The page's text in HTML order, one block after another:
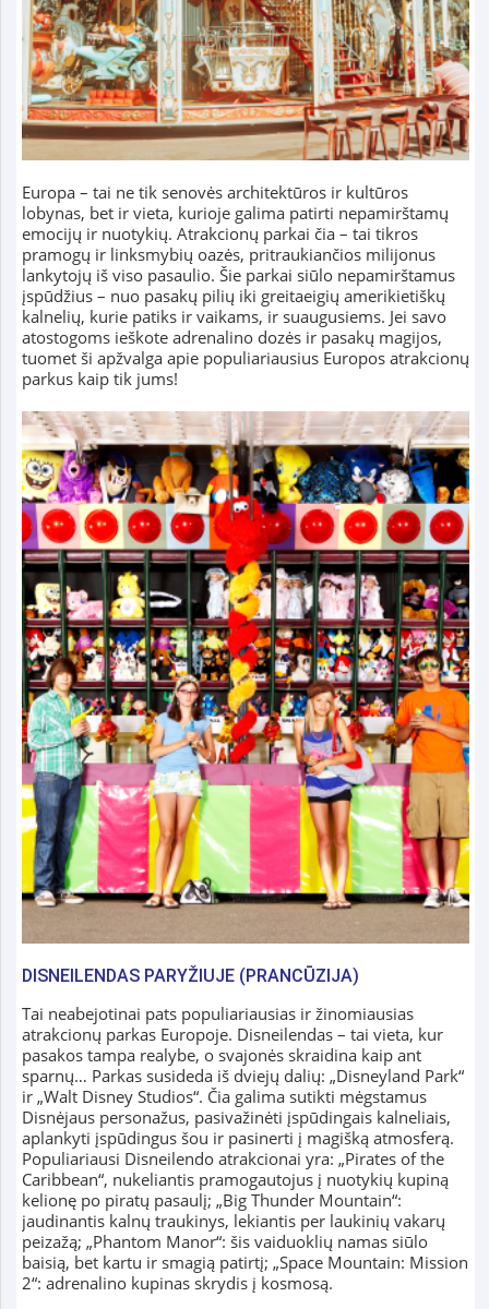
Europa – tai ne tik senovės architektūros ir kultūros
lobynas, bet ir vieta, kurioje galima patirti nepamirštamų
emocijų ir nuotykių. Atrakcionų parkai čia – tai tikros
pramogų ir linksmybių oazės, pritraukiančios milijonus
lankytojų iš viso pasaulio. Šie parkai siūlo nepamirštamus
įspūdžius – nuo pasakų pilių iki greitaeigių amerikietiškų
kalnelių, kurie patiks ir vaikams, ir suaugusiems. Jei savo
atostogoms ieškote adrenalino dozės ir pasakų magijos,
tuomet ši apžvalga apie populiariausius Europos atrakcionų
parkus kaip tik jums!
DISNEILENDAS PARYŽIUJE (PRANCŪZIJA)
Tai neabejotinai pats populiariausias ir žinomiausias
atrakcionų parkas Europoje. Disneilendas – tai vieta, kur
pasakos tampa realybe, o svajonės skraidina kaip ant
sparnų… Parkas susideda iš dviejų dalių: „Disneyland Park“
ir „Walt Disney Studios“. Čia galima sutikti mėgstamus
Disnėjaus personažus, pasivažinėti įspūdingais kalneliais,
aplankyti įspūdingus šou ir pasinerti į magišką atmosferą.
Populiariausi Disneilendo atrakcionai yra: „Pirates of the
Caribbean“, nukeliantis pramogautojus į nuotykių kupiną
kelionę po piratų pasaulį; „Big Thunder Mountain“:
jaudinantis kalnų traukinys, lekiantis per laukinių vakarų
peizažą; „Phantom Manor“: šis vaiduoklių namas siūlo
baisią, bet kartu ir smagią patirtį; „Space Mountain: Mission
2“: adrenalino kupinas skrydis į kosmosą.